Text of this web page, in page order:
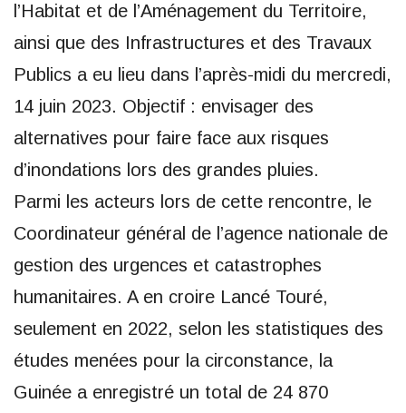
l’Habitat et de l’Aménagement du Territoire,
ainsi que des Infrastructures et des Travaux
Publics a eu lieu dans l’après-midi du mercredi,
14 juin 2023. Objectif : envisager des
alternatives pour faire face aux risques
d’inondations lors des grandes pluies.
Parmi les acteurs lors de cette rencontre, le
Coordinateur général de l’agence nationale de
gestion des urgences et catastrophes
humanitaires. A en croire Lancé Touré,
seulement en 2022, selon les statistiques des
études menées pour la circonstance, la
Guinée a enregistré un total de 24 870